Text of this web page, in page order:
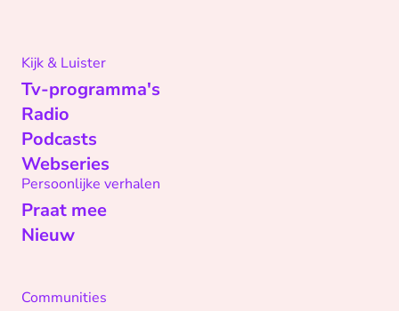
Kijk & Luister
Tv-programma's
Radio
Podcasts
Webseries
Persoonlijke verhalen
Praat mee
Nieuw
Communities